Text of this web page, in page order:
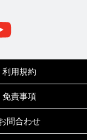
利用規約
免責事項
問合わせ